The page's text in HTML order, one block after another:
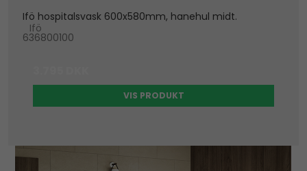
Ifö hospitalsvask 600x580mm, hanehul midt.
Ifö
636800100
VIS PRODUKT